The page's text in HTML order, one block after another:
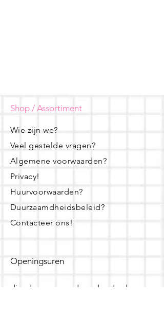
Shop / Assortiment
Wie zijn we?
Veel gestelde vragen?
Algemene voorwaarden?
Privacy!
Huurvoorwaarden?
Duurzaamdheidsbeleid?
Contacteer ons!
Openingsuren
dinsdag - woensdag- donderdag: